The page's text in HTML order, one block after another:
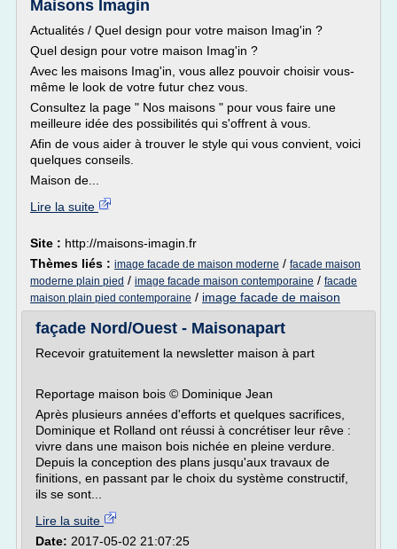
Maisons Imagin
Actualités / Quel design pour votre maison Imag'in ?
Quel design pour votre maison Imag'in ?
Avec les maisons Imag'in, vous allez pouvoir choisir vous-
même le look de votre futur chez vous.
Consultez la page " Nos maisons " pour vous faire une
meilleure idée des possibilités qui s'offrent à vous.
Afin de vous aider à trouver le style qui vous convient, voici
quelques conseils.
Maison de...
Lire la suite
Site : http://maisons-imagin.fr
Thèmes liés : image facade de maison moderne / facade maison
moderne plain pied / image facade maison contemporaine / facade
maison plain pied contemporaine / image facade de maison
façade Nord/Ouest - Maisonapart
Recevoir gratuitement la newsletter maison à part
Reportage maison bois © Dominique Jean
Après plusieurs années d'efforts et quelques sacrifices,
Dominique et Rolland ont réussi à concrétiser leur rêve :
vivre dans une maison bois nichée en pleine verdure.
Depuis la conception des plans jusqu'aux travaux de
finitions, en passant par le choix du système constructif,
ils se sont...
Lire la suite
Date: 2017-05-02 21:07:25